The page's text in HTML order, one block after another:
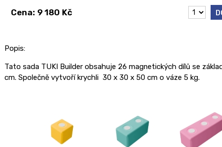
Cena: 9 180 Kč
Popis:
Tato sada TUKI Builder obsahuje 26 magnetických dílů se
cm. Společně vytvoří krychli 30 x 30 x 50 cm o váze 5 kg.